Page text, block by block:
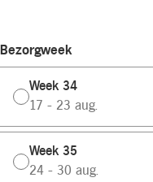
Bezorgweek
Week 34
17 - 23 aug.
Week 35
24 - 30 aug.